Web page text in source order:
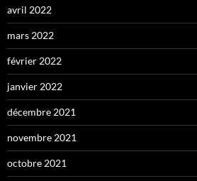
avril 2022
mars 2022
février 2022
janvier 2022
décembre 2021
novembre 2021
octobre 2021